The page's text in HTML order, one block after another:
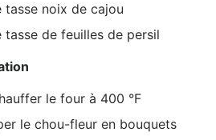
noix de cajou
de feuilles de persil
le four à 400 °F
le chou-fleur en bouquets